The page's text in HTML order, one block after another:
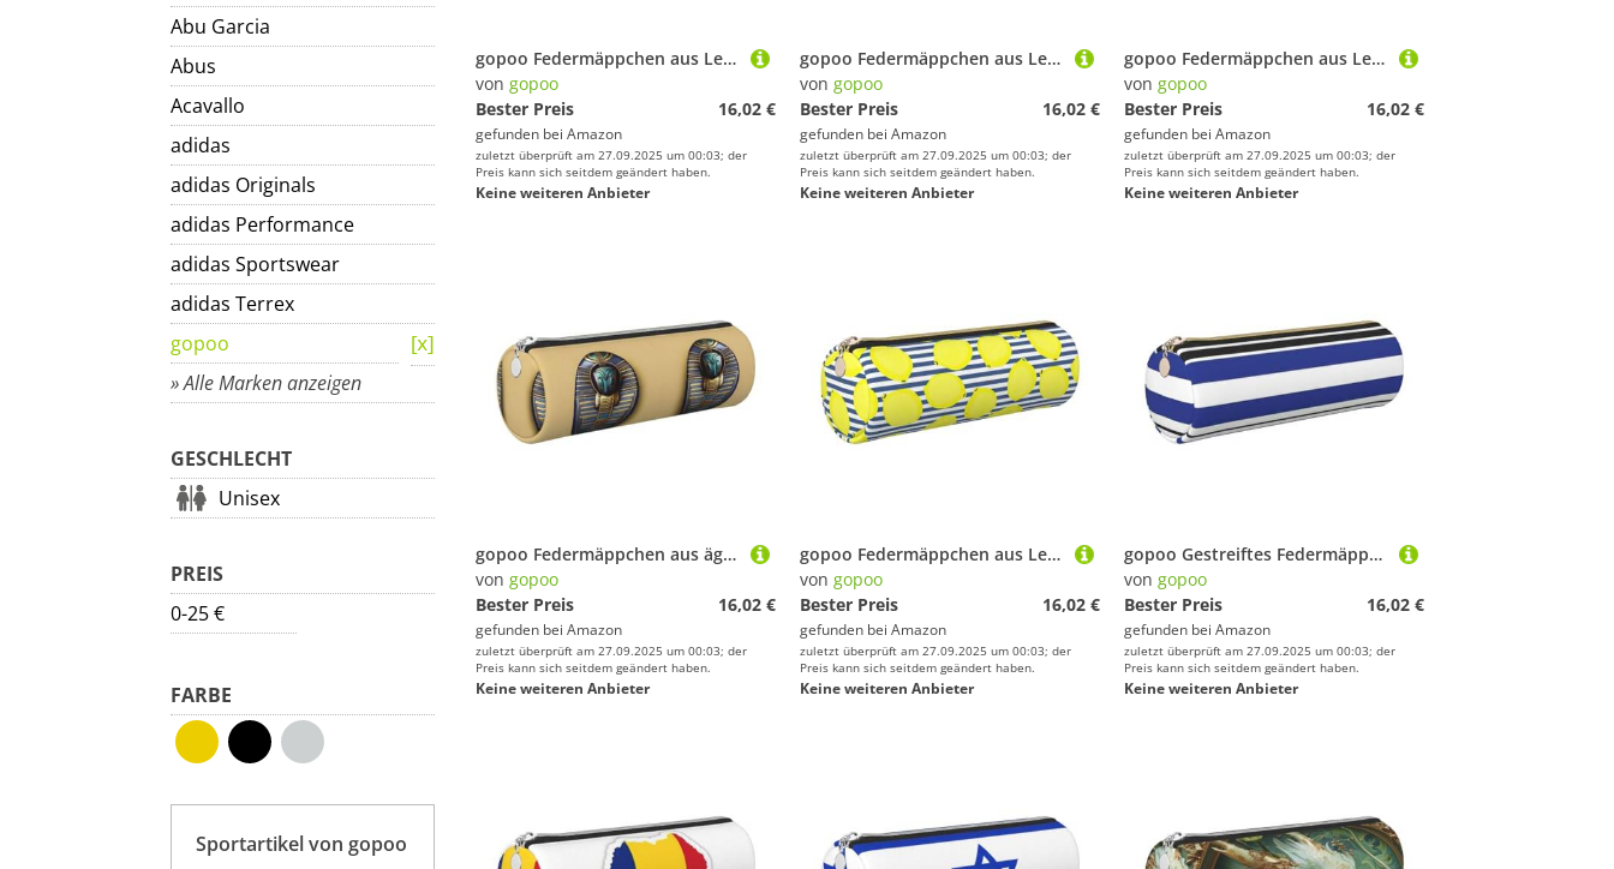
Abu Garcia
Abus
Acavallo
adidas
adidas Originals
adidas Performance
adidas Sportswear
adidas Terrex
gopoo
» Alle Marken anzeigen
GESCHLECHT
Unisex
PREIS
0-25 €
FARBE
Sportartikel von gopoo
gopoo Federmäppchen aus Leder für Game-Controller, schlanke ästhetische Ledertasche, Schreibwaren-Organizer-Tasche mit tragbarem Metallring, silber, Einheitsgröße, Kartenhalter
von gopoo
Bester Preis
16,02 €
gefunden bei Amazon
zuletzt überprüft am 27.09.2025 um 00:03; der
Preis kann sich seitdem geändert haben.
Keine weiteren Anbieter
gopoo Federmäppchen aus Leder mit Ananas-Muster, schlanke ästhetische Ledertasche, Schreibwaren-Organizer-Tasche mit tragbarem Metallring, silber, Einheitsgröße, Kartenhalter
von gopoo
Bester Preis
16,02 €
gefunden bei Amazon
zuletzt überprüft am 27.09.2025 um 00:03; der
Preis kann sich seitdem geändert haben.
Keine weiteren Anbieter
gopoo Federmäppchen aus Leder, Motiv: Flagge von New Jersey, schlanke ästhetische Ledertasche, Schreibwaren-Organizer-Tasche mit tragbarem Metallring, silber, Einheitsgröße, Kartenhalter
von gopoo
Bester Preis
16,02 €
gefunden bei Amazon
zuletzt überprüft am 27.09.2025 um 00:03; der
Preis kann sich seitdem geändert haben.
Keine weiteren Anbieter
gopoo Federmäppchen aus ägyptischem Skarabäusenleder, schlanke ästhetische Ledertasche, Schreibwaren-Organizer-Tasche mit tragbarem Metallring, silber, Einheitsgröße, Kartenhalter
von gopoo
Bester Preis
16,02 €
gefunden bei Amazon
zuletzt überprüft am 27.09.2025 um 00:03; der
Preis kann sich seitdem geändert haben.
Keine weiteren Anbieter
gopoo Federmäppchen aus Leder, schmal, ästhetisch, mit tragbarem Metallring, Zitronengelb, gold, Einheitsgröße, Kartenhalter
von gopoo
Bester Preis
16,02 €
gefunden bei Amazon
zuletzt überprüft am 27.09.2025 um 00:03; der
Preis kann sich seitdem geändert haben.
Keine weiteren Anbieter
gopoo Gestreiftes Federmäppchen aus Leder, schlanke ästhetische Ledertasche, Schreibwaren-Organizer-Tasche mit tragbarem Metallring, gold, Einheitsgröße, Kartenhalter
von gopoo
Bester Preis
16,02 €
gefunden bei Amazon
zuletzt überprüft am 27.09.2025 um 00:03; der
Preis kann sich seitdem geändert haben.
Keine weiteren Anbieter